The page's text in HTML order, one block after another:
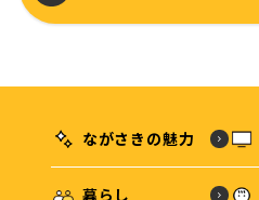
ながさきの魅力
暮らし